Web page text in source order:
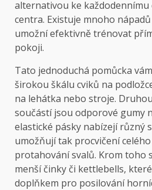
alternativou ke každodennímu
centra. Existuje mnoho
umožní efektivně trénovat
pokoji.
Tato jednoduchá pomůcka
širokou škálu cviků na
na lehátka nebo stroje.
součástí jsou odporové gumy
elastické pásky nabízejí různý
umožňují tak procvičení
protahování svalů. Krom toho
menší činky či kettlebells,
doplňkem pro posilování